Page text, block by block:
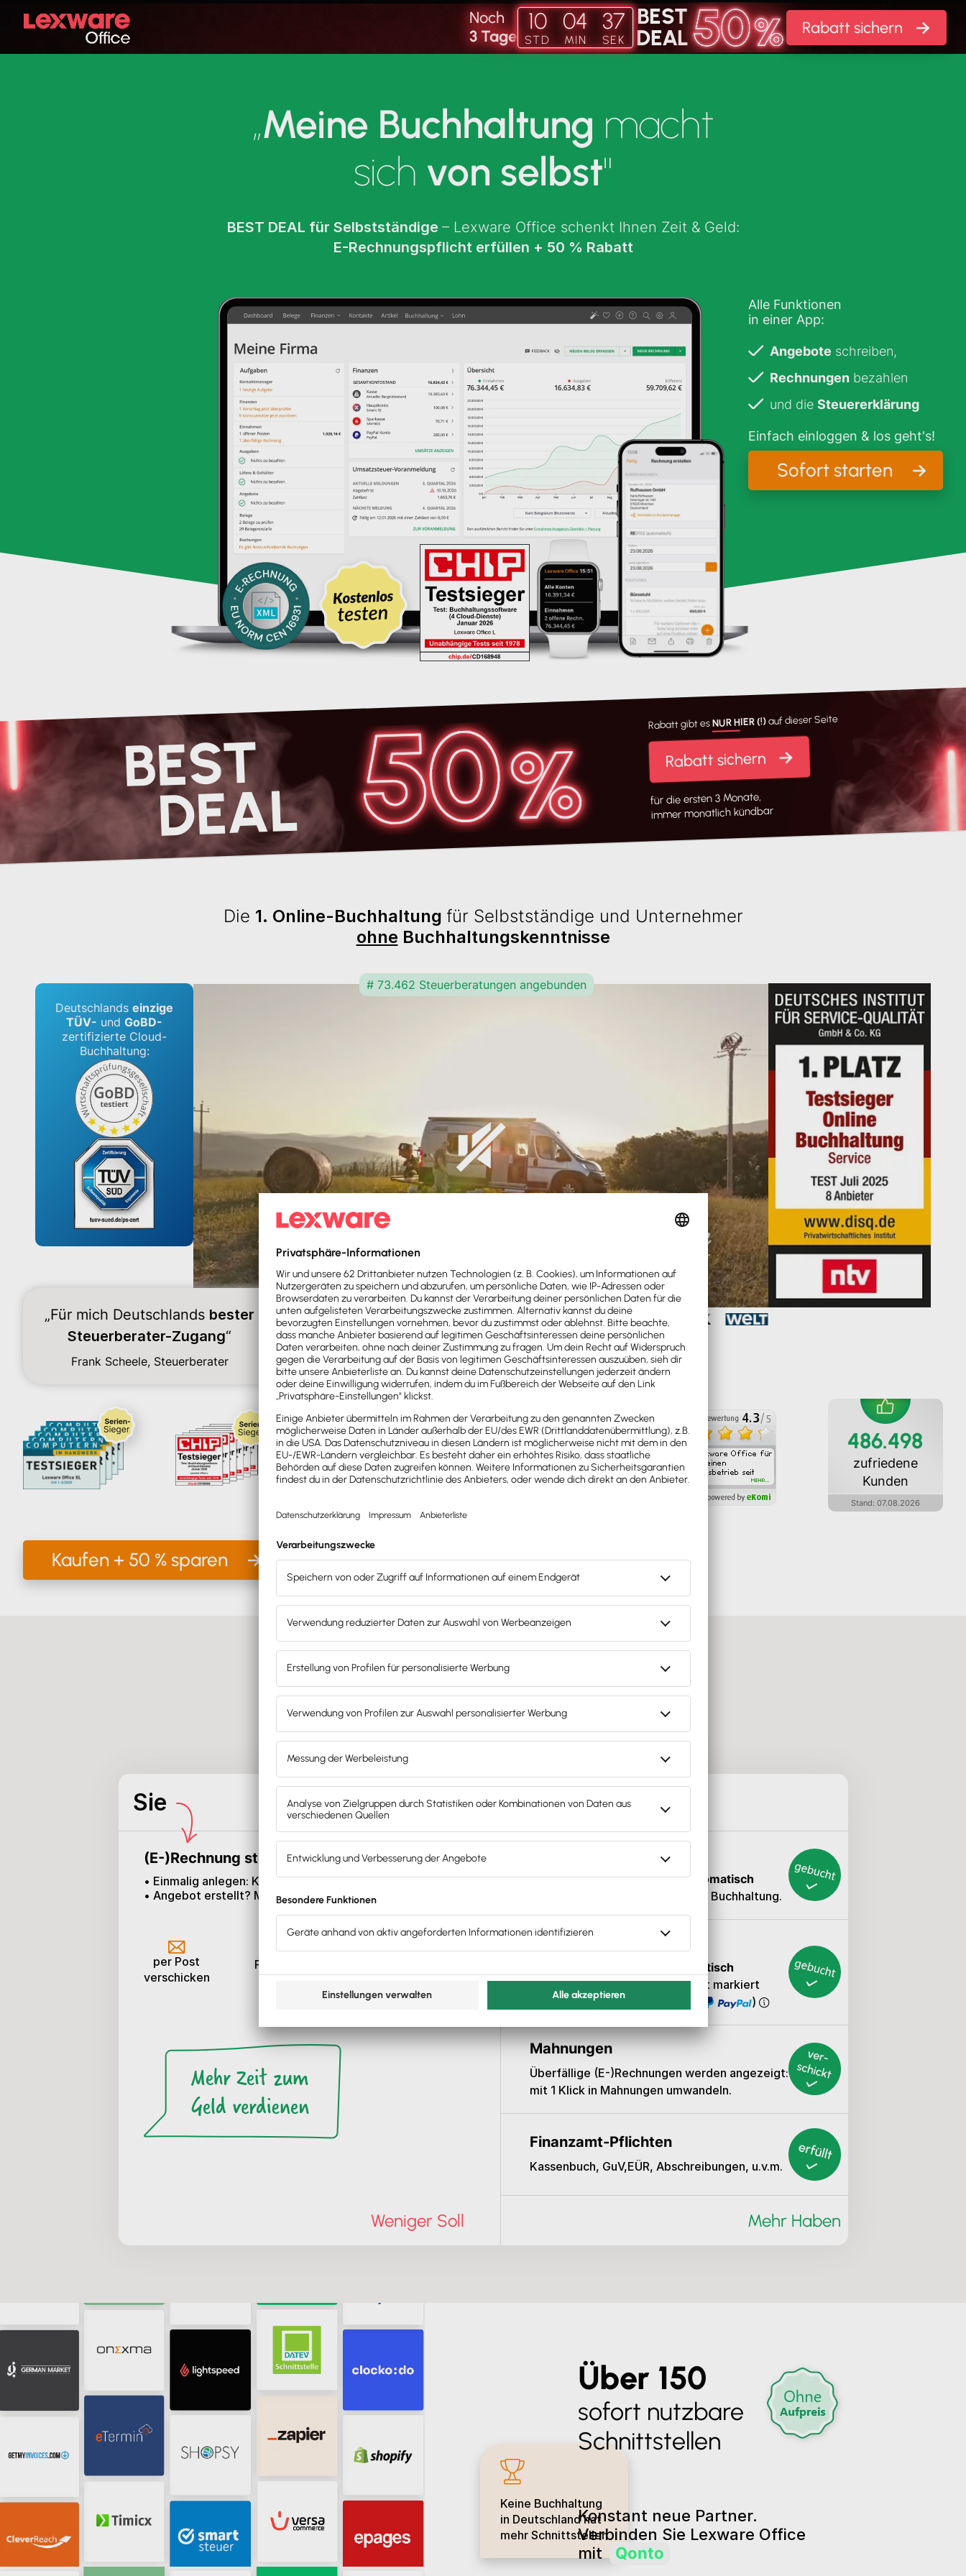
Noch
3Tage
10
STD
04
MIN
35
SEK
BEST
DEAL
Rabatt sichern
BEST DEAL
50 % Rabatt Rabatt sichern
„Meine Buchhaltung macht
sich von selbst"
BEST DEAL für Selbstständige – Lexware Office schenkt Ihnen Zeit & Geld:
E-Rechnungspflicht erfüllen + 50 % Rabatt
Alle Funktionen
in einer App:
Angebote schreiben,
Rechnungen bezahlen
und die Steuererklärung
Einfach einloggen & los geht's!
Sofort starten
BEST
DEAL
Rabatt gibt esNUR HIER (!)auf dieser Seite
Rabatt sichern
für die ersten 3 Monate,
immer monatlich kündbar
Die 1. Online-Buchhaltung für Selbstständige und Unternehmer
ohne Buchhaltungskenntnisse
Deutschlands einzige
TÜV- und GoBD-
zertifizierte Cloud-
Buchhaltung:
Lexware Office ist bekannt aus
„Für mich Deutschlands bester
Steuerberater-Zugang“
Frank Scheele, Steuerberater
# 73.462 Steuerberatungen angebunden
486.498
zufriedene
Kunden
Stand: 07.08.2026
Kaufen + 50 % sparen
Anerkannt von allen
Buchhaltungautomatisieren:
Mehr Zeit zum Geld verdienen ...
Sie
(E-)Rechnung stellen
• Einmalig anlegen: Kontakte, Produkte, Preise
• Angebot erstellt? Mit 1 Klick in (E-)Rechnung umwandeln
per Post
verschicken
PDF/XML per
E-Mail
bereitstellen
Weniger Soll
Lexware Office
(E-)Rechnungen erscheinenautomatisch
in den offenen Posten und in der Buchhaltung.
automatisch
eingelesen, Eingänge als bezahlt markiert
und korrekt verbucht (auch mit
)
Mahnungen
Überfällige (E-)Rechnungen werden angezeigt:
mit 1 Klick in Mahnungen umwandeln.
Finanzamt-Pflichten
Kassenbuch, GuV,EÜR, Abschreibungen, u.v.m.
Mehr Haben
Keine Buchhaltung
in Deutschland hat
mehr Schnittstellen
Über 150
sofort nutzbare
Schnittstellen
Konstant neue Partner.
Verbinden Sie Lexware Office
mit
Qonto